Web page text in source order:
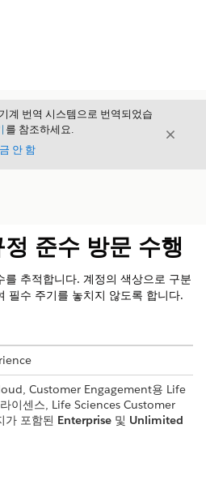
계 번역 시스템으로 번역되었습
를 참조하세요.
안 함
닫기
준수 방문 수행
추적합니다. 계정의 색상으로 구분
필수 주기를 놓치지 않도록 합니다.
Customer Engagement용 Life
이센스, Life Sciences Customer
가 포함된 Enterprise 및 Unlimited
준수 주기에 대한 대상 HCO에 대한